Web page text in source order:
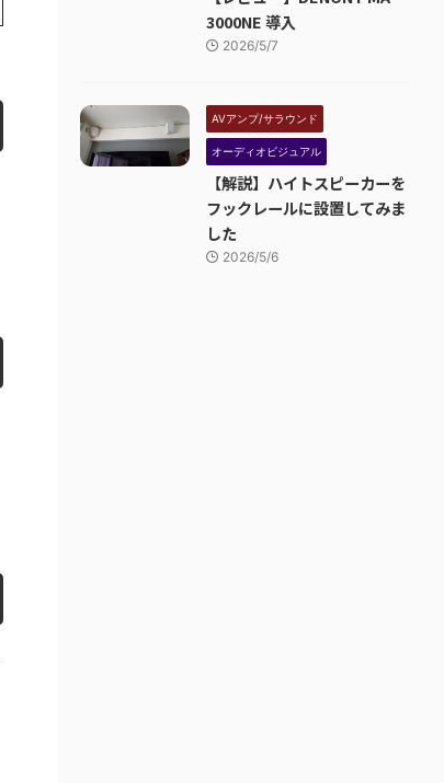
3000NE 導入
2026/5/7
AVアンプ/サラウンド
オーディオビジュアル
【解説】ハイトスピーカーを
フックレールに設置してみま
した
2026/5/6